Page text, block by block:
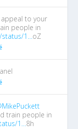
to your
people in
status/1…oZ
train people in
1…8h